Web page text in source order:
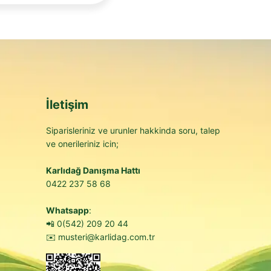
gelir.
taşır. Bunun yanı sıra beyaz peynir kullanarak,
beyaz peynir yer alır.
edebilirsiniz.
reyhan gibi malzemelerle hazırlayacağınız bir
beyaz peynirler ise lezzetin kaynağını keşfetmek
beraber hafif bir menü hazırlayabilirsiniz. Dünya
İletişim
Siparisleriniz ve urunler hakkinda soru, talep
ve onerileriniz icin;
Karlıdağ Danışma Hattı
0422 237 58 68
Whatsapp:
📲 0(542) 209 20 44
✉️ musteri@karlidag.com.tr